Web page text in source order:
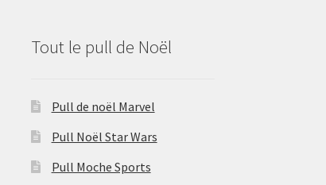
Tout le pull de Noël
Pull de noël Marvel
Pull Noël Star Wars
Pull Moche Sports